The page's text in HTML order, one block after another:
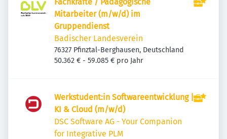
Mitarbeiter (m/w/d) im
Gruppendienst
Badischer Landesverein
76327 Pfinztal-Berghausen, Deutschland
50.362 € - 59.085 € pro Jahr
Werkstudent:in Softwareentwicklung |
KI & Cloud (m/w/d)
DSC Software AG - Your Companion
for Integrative PLM